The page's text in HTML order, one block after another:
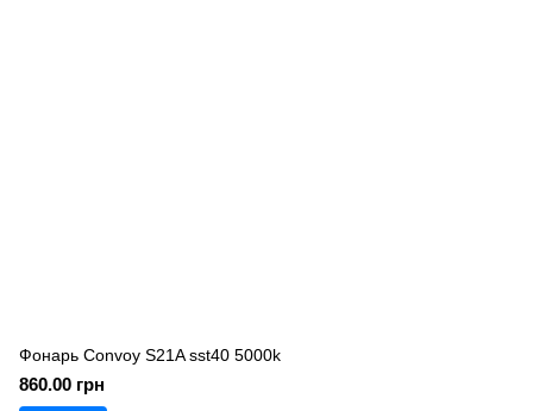
Фонарь Convoy S21A sst40 5000k
860.00 грн